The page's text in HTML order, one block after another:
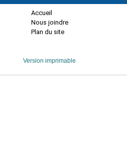
Accueil
Nous joindre
Plan du site
Version imprimable